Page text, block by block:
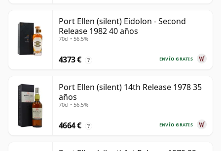
Port Ellen (silent) Eidolon - Second
Release 1982 40 años
70cl • 56.5%
ENVÍO GRATIS
4373 € ?
Port Ellen (silent) 14th Release 1978 35
años
70cl • 56.5%
ENVÍO GRATIS
4664 € ?